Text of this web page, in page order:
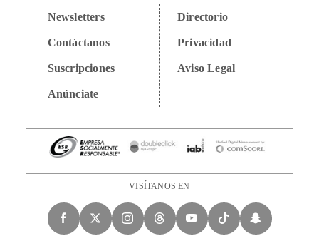
Newsletters
Contáctanos
Suscripciones
Anúnciate
Directorio
Privacidad
Aviso Legal
VISÍTANOS EN